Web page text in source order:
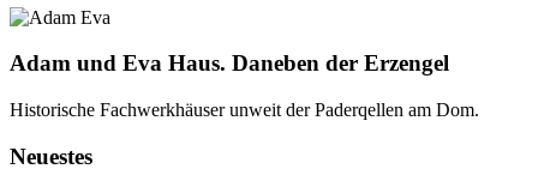
Adam und Eva Haus. Daneben der Erzengel
Historische Fachwerkhäuser unweit der Paderqellen am Dom.
Neuestes